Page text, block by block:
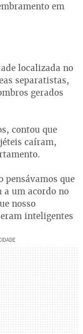
em
localizada no
separatistas,
gerados
contou que
caíram,
pensávamos que
a um acordo no
nosso
inteligentes